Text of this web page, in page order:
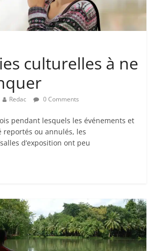
culturelles à ne
Redac 0 Comments
pendant lesquels les événements et
reportés ou annulés, les
d’exposition ont peu